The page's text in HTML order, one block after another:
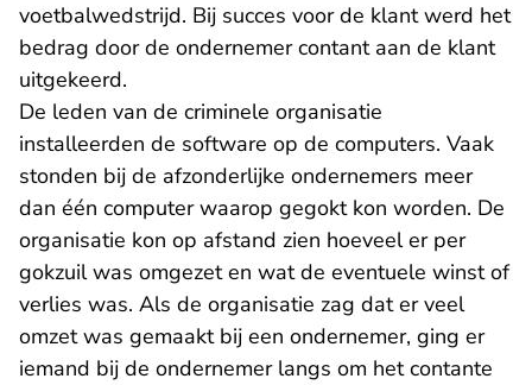
voetbalwedstrijd. Bij succes voor de klant werd het
bedrag door de ondernemer contant aan de klant
uitgekeerd.
De leden van de criminele organisatie
installeerden de software op de computers. Vaak
stonden bij de afzonderlijke ondernemers meer
dan één computer waarop gegokt kon worden. De
organisatie kon op afstand zien hoeveel er per
gokzuil was omgezet en wat de eventuele winst of
verlies was. Als de organisatie zag dat er veel
omzet was gemaakt bij een ondernemer, ging er
iemand bij de ondernemer langs om het contante